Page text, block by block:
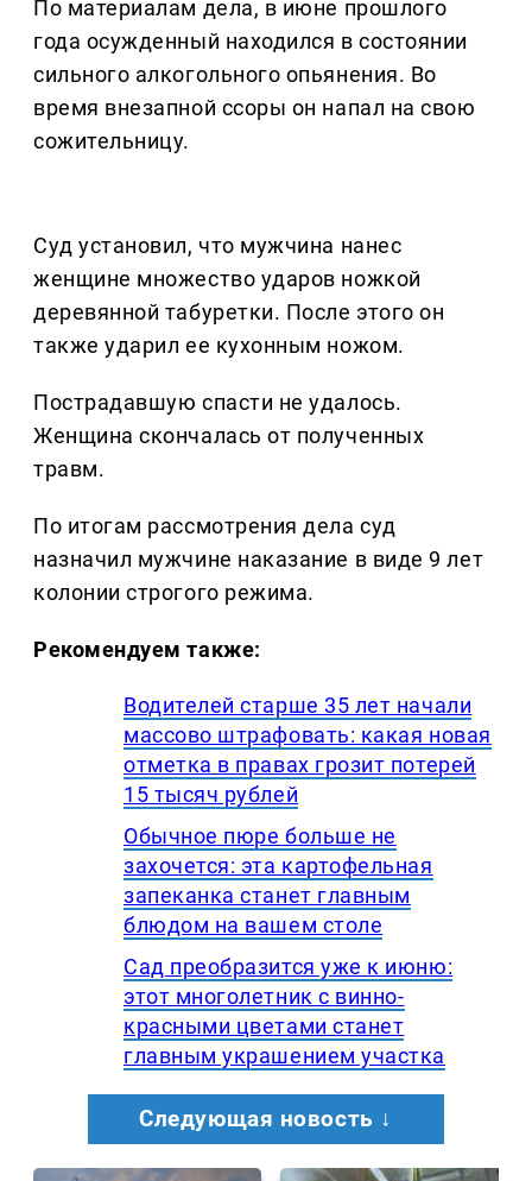
По материалам дела, в июне прошлого
года осужденный находился в состоянии
сильного алкогольного опьянения. Во
время внезапной ссоры он напал на свою
сожительницу.
Суд установил, что мужчина нанес
женщине множество ударов ножкой
деревянной табуретки. После этого он
также ударил ее кухонным ножом.
Пострадавшую спасти не удалось.
Женщина скончалась от полученных
травм.
По итогам рассмотрения дела суд
назначил мужчине наказание в виде 9 лет
колонии строгого режима.
Рекомендуем также:
Водителей старше 35 лет начали
массово штрафовать: какая новая
отметка в правах грозит потерей
15 тысяч рублей
Обычное пюре больше не
захочется: эта картофельная
запеканка станет главным
блюдом на вашем столе
Сад преобразится уже к июню:
этот многолетник с винно-
красными цветами станет
главным украшением участка
Следующая новость ↓